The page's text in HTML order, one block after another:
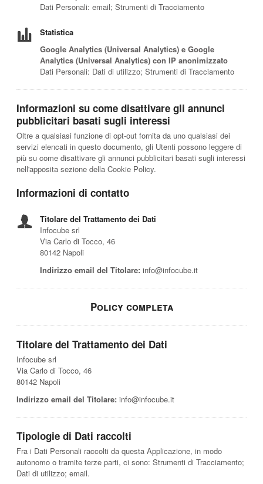
Dati Personali: email; Strumenti di Tracciamento
Statistica
Google Analytics (Universal Analytics) e Google
Analytics (Universal Analytics) con IP anonimizzato
Dati Personali: Dati di utilizzo; Strumenti di Tracciamento
Informazioni su come disattivare gli annunci
pubblicitari basati sugli interessi
Oltre a qualsiasi funzione di opt-out fornita da uno qualsiasi dei
servizi elencati in questo documento, gli Utenti possono leggere di
più su come disattivare gli annunci pubblicitari basati sugli interessi
nell'apposita sezione della Cookie Policy.
Informazioni di contatto
Titolare del Trattamento dei Dati
Infocube srl
Via Carlo di Tocco, 46
80142 Napoli
Indirizzo email del Titolare: info@infocube.it
Policy completa
Titolare del Trattamento dei Dati
Infocube srl
Via Carlo di Tocco, 46
80142 Napoli
Indirizzo email del Titolare: info@infocube.it
Tipologie di Dati raccolti
Fra i Dati Personali raccolti da questa Applicazione, in modo
autonomo o tramite terze parti, ci sono: Strumenti di Tracciamento;
Dati di utilizzo; email.